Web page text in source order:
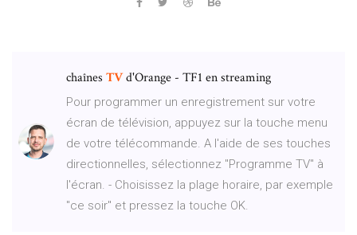
chaînes TVd'Orange - TF1 en streaming
Pour programmer un enregistrement sur votre
écran de télévision, appuyez sur la touche menu
de votre télécommande. A l'aide de ses touches
directionnelles, sélectionnez "Programme TV" à
l'écran. - Choisissez la plage horaire, par exemple
"ce soir" et pressez la touche OK.